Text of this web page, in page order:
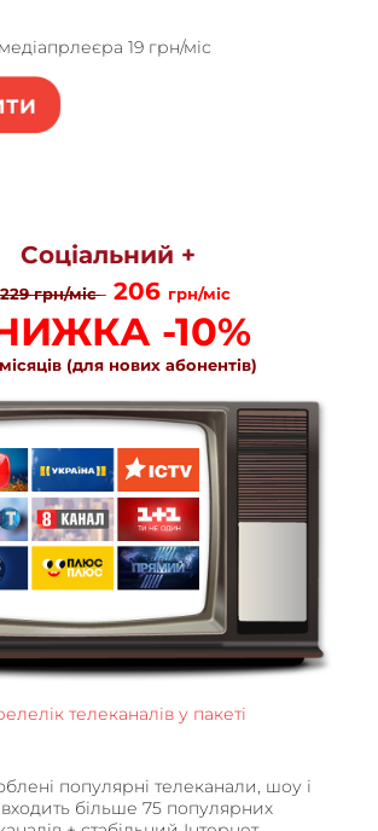
19 грн/міс
Соціальний +
грн/міс 206 грн/міс
-10%
(для нових абонентів)
телеканалів у пакеті
популярні телеканали, шоу і
більше 75 популярних